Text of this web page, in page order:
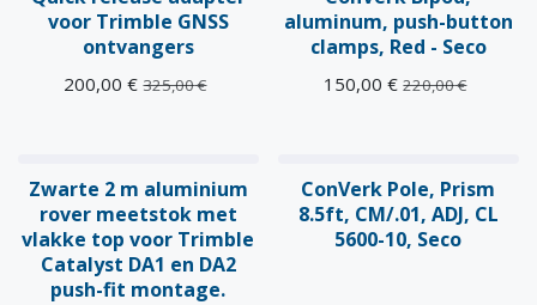
voor Trimble GNSS
ontvangers
200,00 € 325,00€
aluminum, push-button
clamps, Red - Seco
150,00 € 220,00€
Zwarte 2 m aluminium
rover meetstok met
vlakke top voor Trimble
Catalyst DA1 en DA2
push-fit montage.
ConVerk Pole, Prism
8.5ft, CM/.01, ADJ, CL
5600-10, Seco